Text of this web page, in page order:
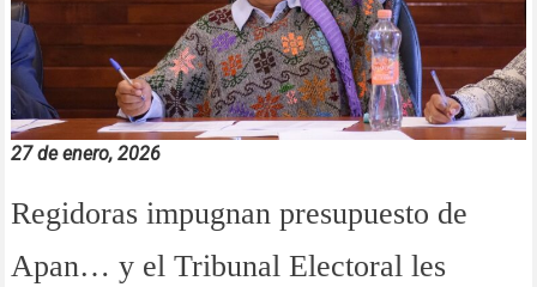
27 de enero, 2026
Regidoras impugnan presupuesto de
Apan… y el Tribunal Electoral les